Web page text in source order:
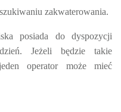
zakwaterowania.
posiada do dyspozycji
Jeżeli będzie takie
operator może mieć